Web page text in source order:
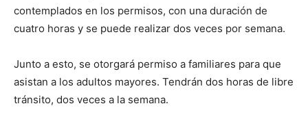
contemplados en los permisos, con una duración de
cuatro horas y se puede realizar dos veces por semana.
Junto a esto, se otorgará permiso a familiares para que
asistan a los adultos mayores. Tendrán dos horas de libre
tránsito, dos veces a la semana.